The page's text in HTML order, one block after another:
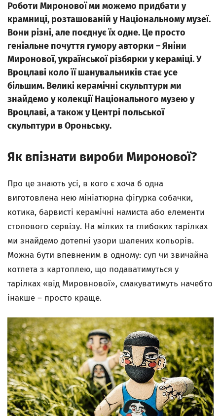
Роботи Миронової ми можемо придбати у
крамниці, розташованій у Національному музеї.
Вони різні, але поєднує їх одне. Це просто
геніальне почуття гумору авторки – Яніни
Миронової, української різбярки у кераміці. У
Вроцлаві коло її шанувальників стає усе
більшим. Великі керамічні скульптури ми
знайдемо у колекції Національного музею у
Вроцлаві, а також у Центрі польської
скульптури в Ороньську.
Як впізнати вироби Миронової?
Про це знають усі, в кого є хоча б одна
виготовлена нею мініатюрна фігурка собачки,
котика, барвисті керамічні намиста або елементи
столового сервізу. На мілких та глибоких тарілках
ми знайдемо дотепні узори шалених кольорів.
Можна бути впевненим в одному: суп чи звичайна
котлета з картоплею, що подаватимуться у
тарілках «від Мировнової», смакуватимуть начебто
інакше – просто краще.